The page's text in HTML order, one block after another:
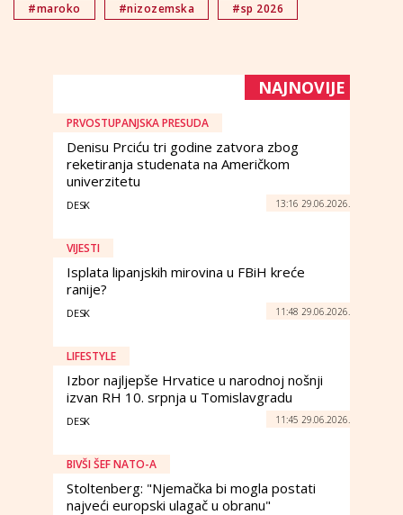
#maroko #nizozemska #sp 2026
NAJNOVIJE
PRVOSTUPANJSKA PRESUDA
Denisu Prciću tri godine zatvora zbog
reketiranja studenata na Američkom
univerzitetu
DESK 13:16 29.06.2026.
VIJESTI
Isplata lipanjskih mirovina u FBiH kreće
ranije?
DESK 11:48 29.06.2026.
LIFESTYLE
Izbor najljepše Hrvatice u narodnoj nošnji
izvan RH 10. srpnja u Tomislavgradu
DESK 11:45 29.06.2026.
BIVŠI ŠEF NATO-A
Stoltenberg: "Njemačka bi mogla postati
najveći europski ulagač u obranu"